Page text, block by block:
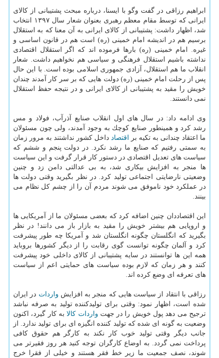
ابراهیم رزاقی در گفت وگو با ایسنا، درباره مبحث پشتیبانی از كالای
ایرانی كه توسط مقام معظم رهبری بعنوان شعار سال ۱۳۹۷ انتخاب
شد، اظهار داشت: پشتیبانی از كالای ایرانی به آن معنا كه به استقلال
برسیم هم در اندیشه امام خمینی (ره) است هم در قانون اساسی و
غیره. امام خمینی (ره) بارها فرموده اند كه اگر استقلال اقتصادی
نداشته باشیم استقلال فرهنگی و سیاسی هم نخواهیم داشت. شعار
انقلاب ما هم استقلال، آزادی جمهوری اسلامی بوده است. با این حال
پس از رحلت امام خمینی (ره) دولت هایی كه بر سر كار آمدند چندان
خویش را مقید به پشتیبانی از كالای ایرانی و در نتیجه حفظ استقلال
نمی دانستند.
وی ادامه داد: در سال های اول انقلاب صنایع آذرآب، فولاد و مس
رشد كرد و همینطور صنایع كوچك به وجود آمدند، ولی چون مسئولان
ما اعتقاد چندانی به تكیه بر اقتصاد داخل كشور نداشتند به مرور زمان
به سمتی رفتیم كه صنایع ما رشد نكرد. در دولت پنجم و ششم كه
سیاست های تعدیل اقتصادی در دستور كار قرار گرفت و این سیاست
ها منجر به افزایش بیكاری شد، به بی عدالتی دامن زد و چنین
وضعیتی نارضایتی اجتماعی تولید كرد. در نظر بگیرید وقتی دولت ها
در عملكرد خود ناموفق می شوند مردم آن را از چشم كل نظام می
بینند.
این اقتصاددان چنین اضافه كرد كه بعضی مسئولان ما از آمریكایی ها
و اروپایی هم بیشتر خویش را مقید به بازار باز می دانند! در نظر
بگیرید كه انگلستان چگونه انگلستان شد و آمریكا چه طور پیشرفت
كرد و آلمان چگونه توانست گوی رقابت را از دیگر كشورها بروباید
همه این ها توانستند در سایه پشتیبانی از كالای داخلی خود پیشرفت
كنند و هر زمان كه لازم بوده سیاست های حمایتی اعم از سیاست
های تعرفه ای وضع كرده اند.
رزاقی با انتقاد از سیاست هایی كه منجر به افزایش واردات در ایران
شده است، اظهار نمود: وقتی برای تولیدكننده تولید به صرفه نباشد
ترجیح می دهد پول خویش را در جهت واردات كالابه كار گیرد، اكنون
وضعیت به گونه ای شده كه تولید كننده انگیزه ای برای تولید ندارد. از
جانب دیگر وقتی تولید خوب كار نكند به كارگر هم حقوق كافی
پرداخت نمی گردد. به اوضاع كارگران توجه كنید هر روز فقیرتر می
شوند، نصف جمعیت ما زیر خط فقر هستند و خیلی از فقرا خرج